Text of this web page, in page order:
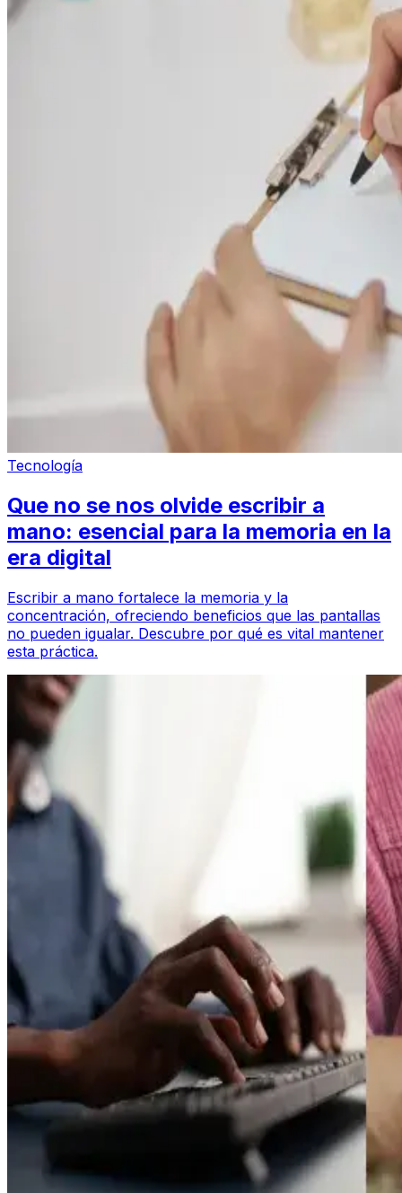
Tecnología
Que no se nos olvide escribir a
mano: esencial para la memoria en la
era digital
Escribir a mano fortalece la memoria y la
concentración, ofreciendo beneficios que las pantallas
no pueden igualar. Descubre por qué es vital mantener
esta práctica.